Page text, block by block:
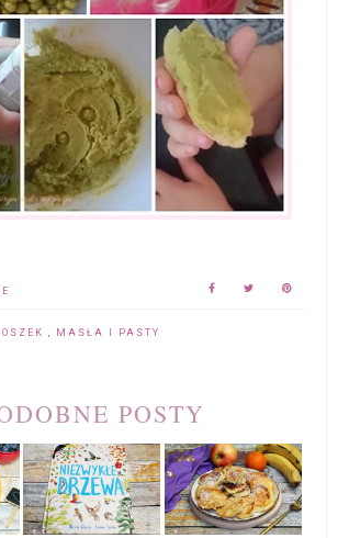
, MASŁA I PASTY
POSTY